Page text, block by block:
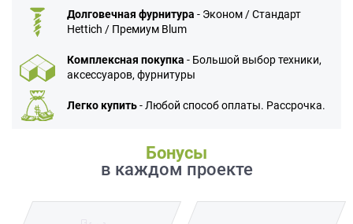
Долговечная фурнитура - Эконом / Стандарт
Hettich / Премиум Blum
Комплексная покупка - Большой выбор техники,
аксессуаров, фурнитуры
Легко купить- Любой способ оплаты. Рассрочка.
Бонусы
в каждом проекте